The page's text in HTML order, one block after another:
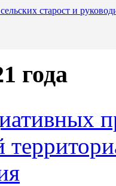
старост и
года